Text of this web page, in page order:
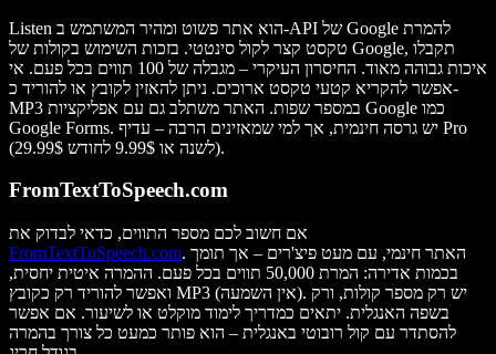
Listen הוא אתר פשוט ומהיר המשתמש ב-API של Google להמרת
טקסט קצר לקול סינטטי. בזכות השימוש בקולות של Google, תקבלו
איכות גבוהה מאוד. החיסרון העיקרי – מגבלה של 100 תווים בכל פעם. אי
אפשר להקריא קטעי טקסט ארוכים. ניתן להאזין לקובץ או להוריד כ-
MP3 במספר שפות. האתר משתלב גם עם אפליקציות Google כמו
Google Forms. יש גרסה חינמית, אך למי שמאזינים הרבה – עדיף Pro
(29.99$ לשנה או 9.99$ לחודש).
FromTextToSpeech.com
אם חשוב לכם מספר התווים, כדאי לבדוק את
FromTextToSpeech.com. האתר חינמי, עם מעט פיצ'רים – אך תומך
בכמות אדירה: המרת 50,000 תווים בכל פעם. ההמרה איטית יחסית,
ואפשר להוריד רק כקובץ MP3 (אין השמעה). יש רק מספר קולות, ורק
בשפה האנגלית. יתאים כמדריך לימוד מוקלט או לשיעור. אם אפשר
להסתדר עם קול רובוטי באנגלית – הוא פותר כמעט כל צורך בהמרה